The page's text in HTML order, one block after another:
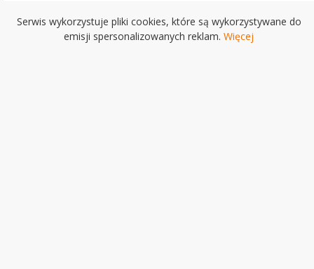
Serwis wykorzystuje pliki cookies, które są wykorzystywane do
emisji spersonalizowanych reklam. Więcej